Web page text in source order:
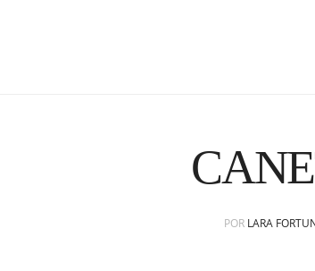
POR LARA